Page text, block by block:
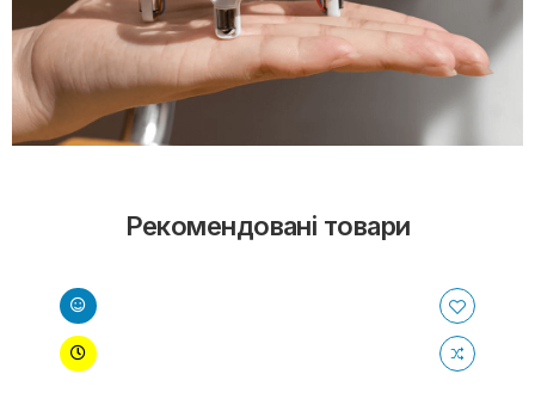
Рекомендовані товари